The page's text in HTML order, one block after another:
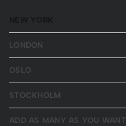
LONDON
OSLO
STOCKHOLM
ADD AS MANY AS YOU WANT